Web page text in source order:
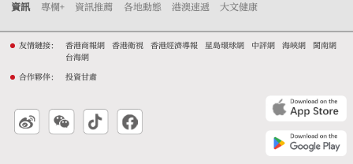
資訊 專欄+ 資訊推薦 各地動態 港澳速遞 大文健康
友情鏈接： 香港商報網 香港衛視 香港經濟導報 星島環球網 中評網 海峽網
閩南網
台海網
合作夥伴： 投資甘肅